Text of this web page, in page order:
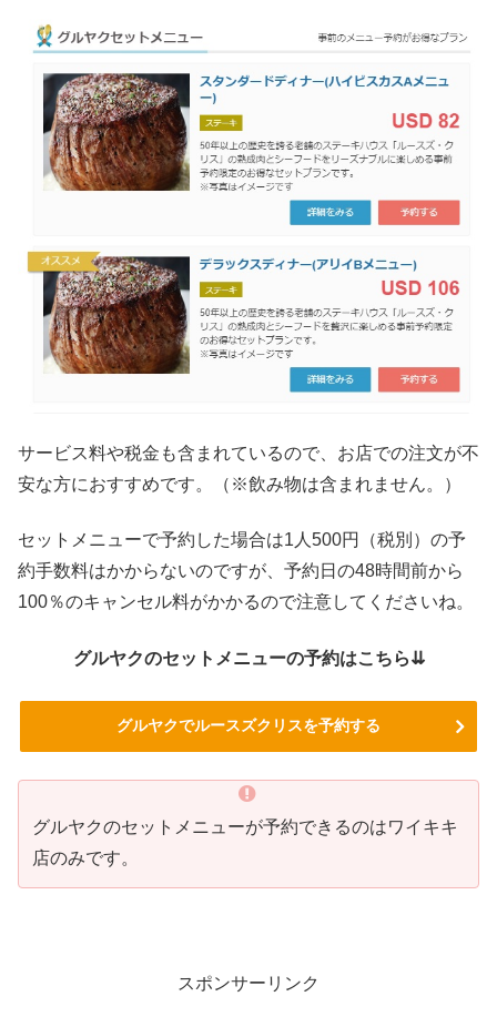
サービス料や税金も含まれているので、お店での注文が不
安な方におすすめです。（※飲み物は含まれません。）
セットメニューで予約した場合は1人500円（税別）の予
約手数料はかからないのですが、予約日の48時間前から
100％のキャンセル料がかかるので注意してくださいね。
グルヤクのセットメニューの予約はこちら⇊
グルヤクでルースズクリスを予約する
グルヤクのセットメニューが予約できるのはワイキキ
店のみです。
スポンサーリンク